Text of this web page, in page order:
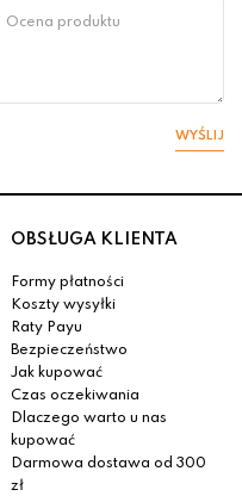
WYŚLIJ
OBSŁUGA KLIENTA
Formy płatności
Koszty wysyłki
Raty Payu
Bezpieczeństwo
Jak kupować
Czas oczekiwania
Dlaczego warto u nas
kupować
Darmowa dostawa od 300
zł